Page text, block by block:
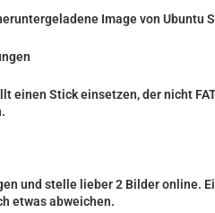
Image von Ubuntu
einen Stick einsetzen, der nicht
und stelle lieber 2 Bilder online.
etwas abweichen.